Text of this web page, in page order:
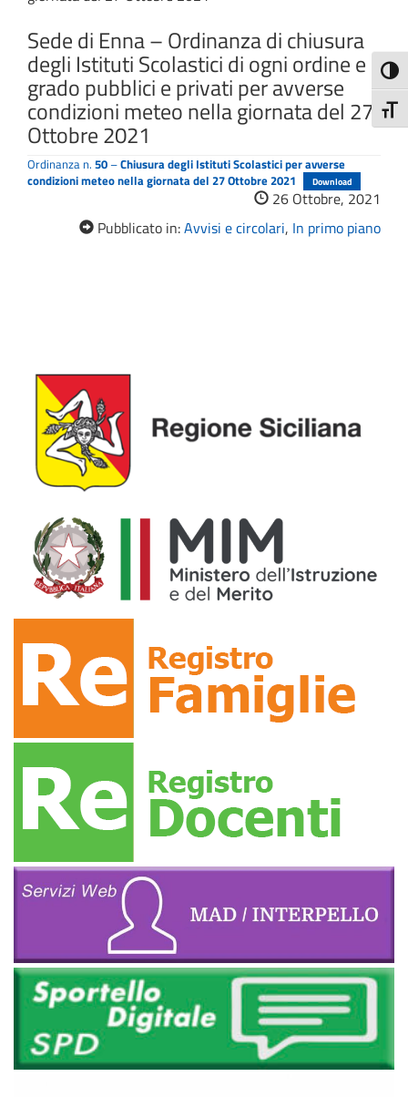
Sede di Enna – Ordinanza di chiusura
degli Istituti Scolastici di ogni ordine e
grado pubblici e privati per avverse
condizioni meteo nella giornata del 27
Ottobre 2021
Ordinanza n. 50–Chiusura degli Istituti Scolastici per avverse
condizioni meteo nella giornata del 27 Ottobre 2021
Download
26 Ottobre, 2021
Pubblicato in:Avvisi e circolari, In primo piano